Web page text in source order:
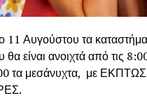
11 Αυγούστου τα
είναι ανοιχτά από τις
τα μεσάνυχτα, με